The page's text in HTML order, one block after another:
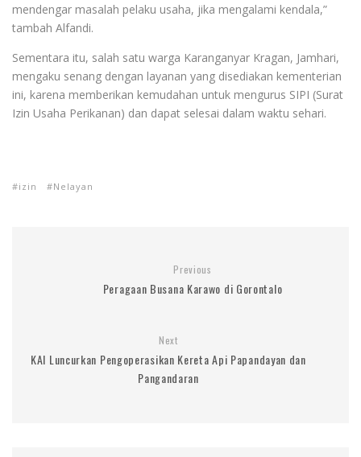
mendengar masalah pelaku usaha, jika mengalami kendala,”
tambah Alfandi.
Sementara itu, salah satu warga Karanganyar Kragan, Jamhari,
mengaku senang dengan layanan yang disediakan kementerian
ini, karena memberikan kemudahan untuk mengurus SIPI (Surat
Izin Usaha Perikanan) dan dapat selesai dalam waktu sehari.
izin Nelayan
Previous
Peragaan Busana Karawo di Gorontalo
Next
KAI Luncurkan Pengoperasikan Kereta Api Papandayan dan
Pangandaran